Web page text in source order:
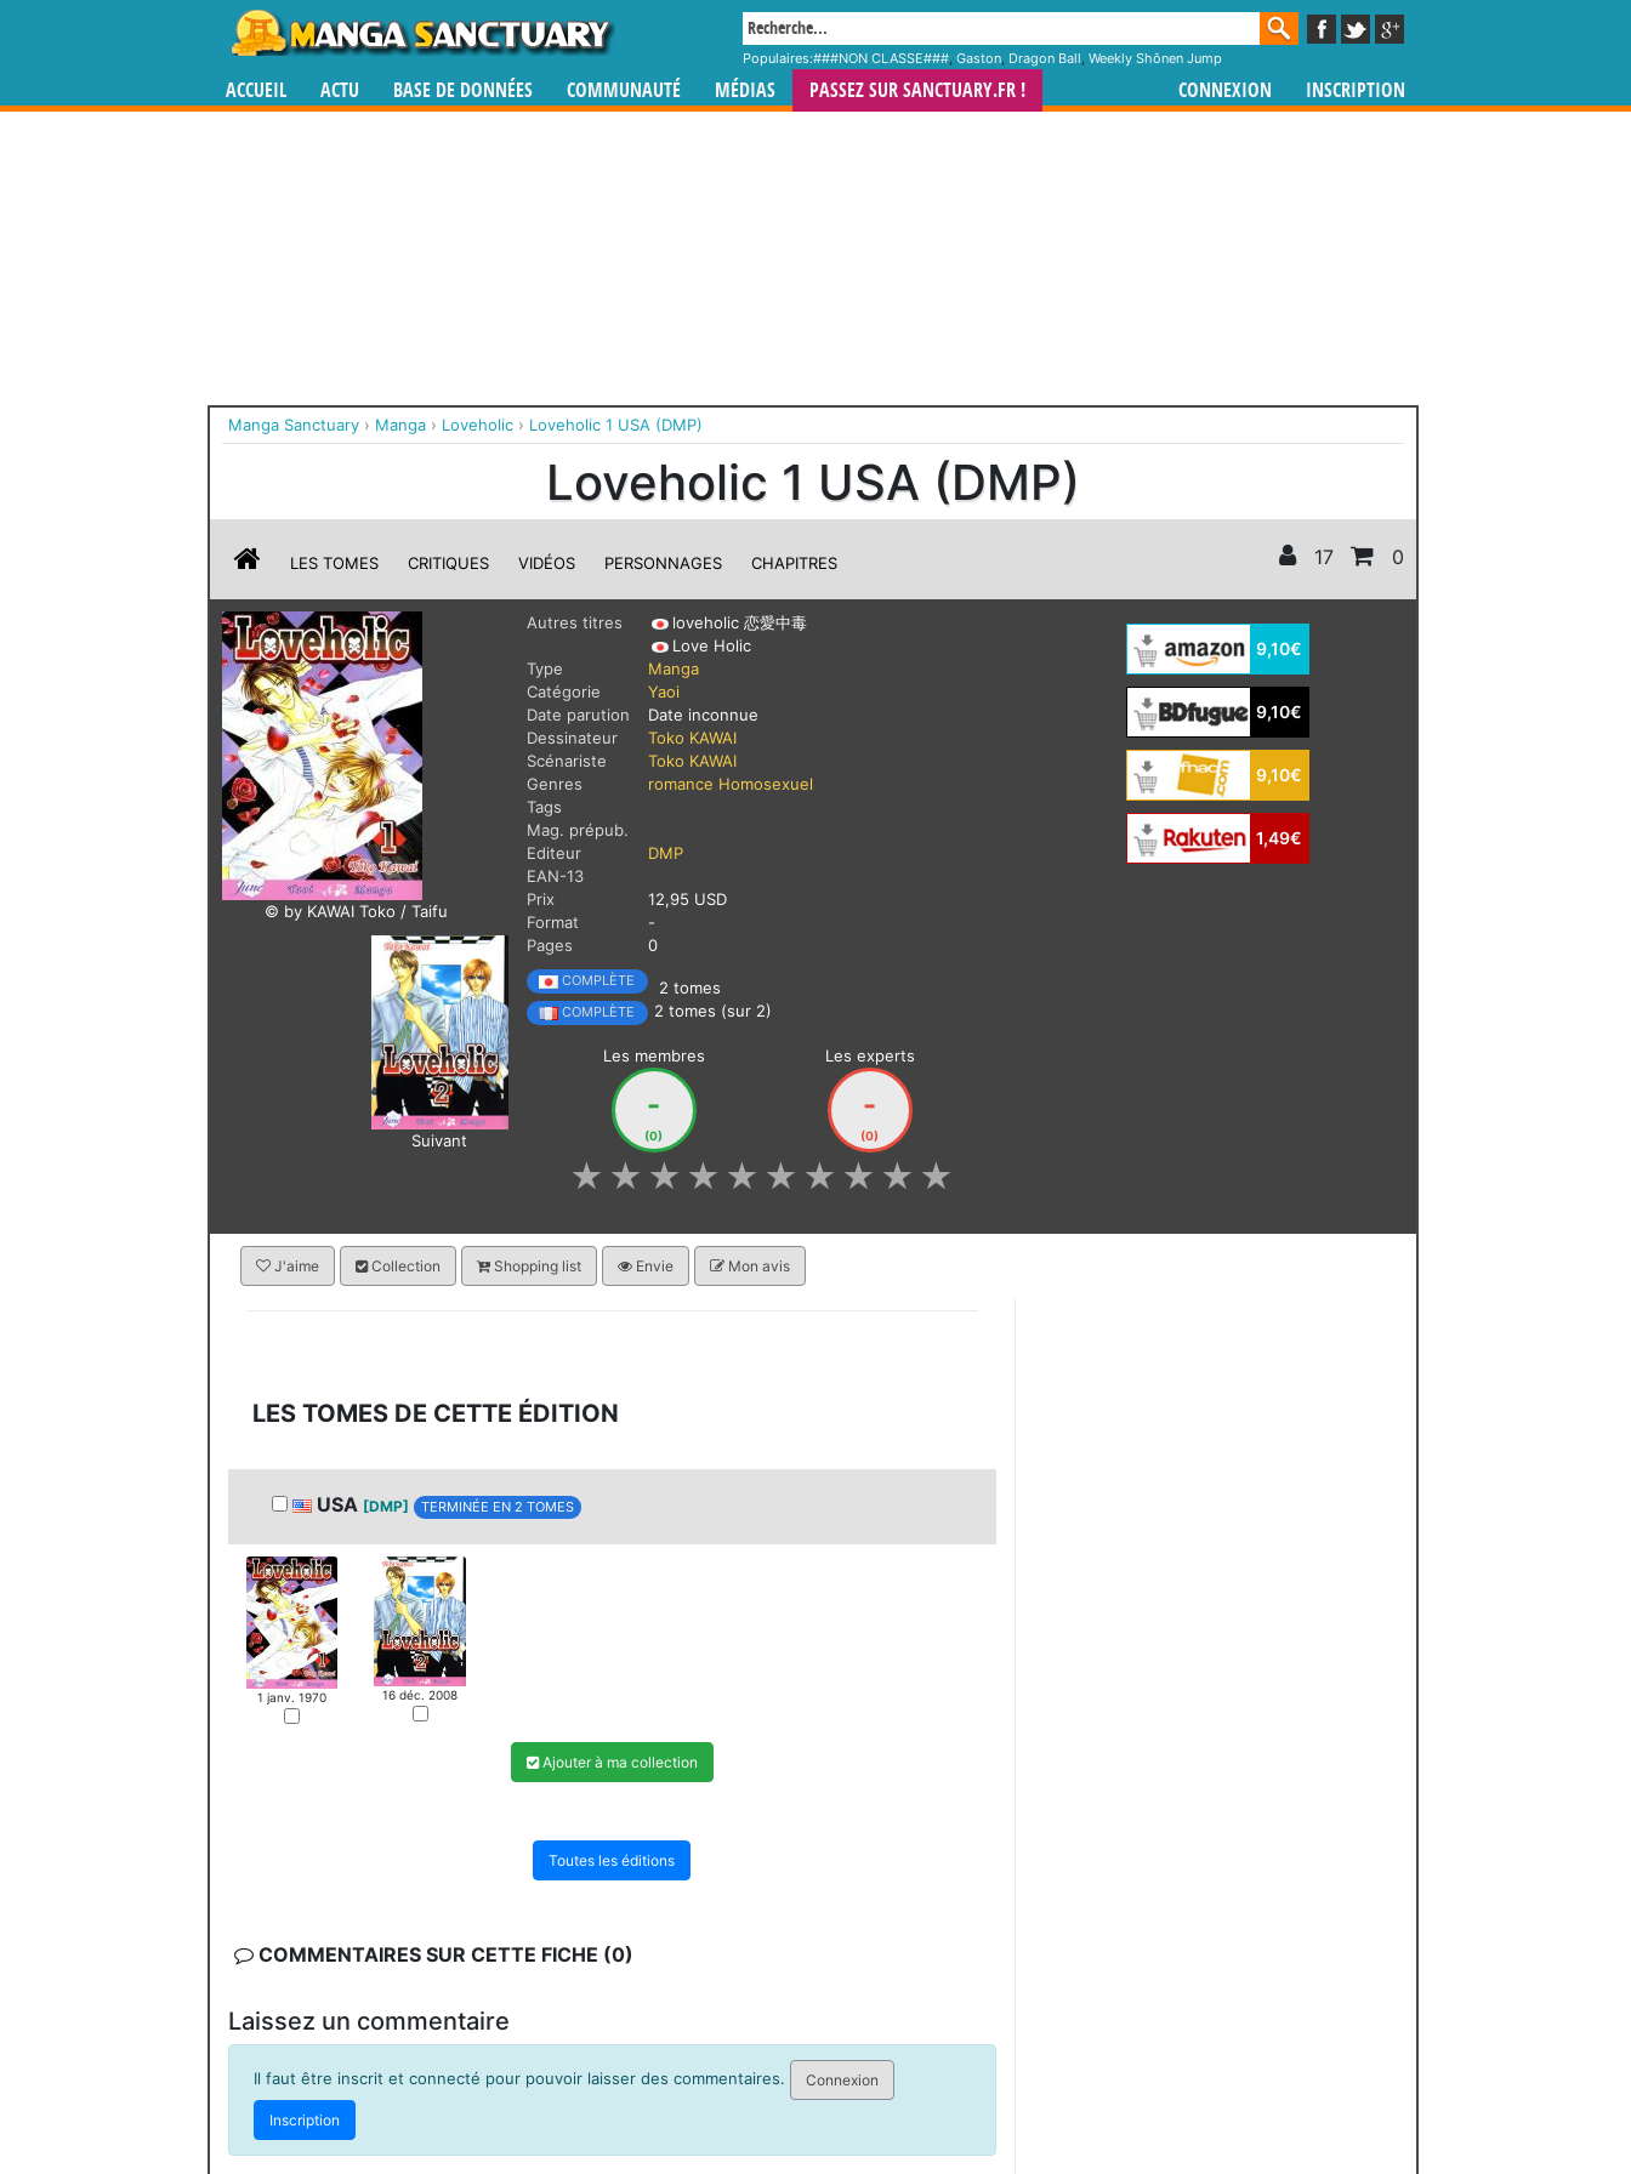
Populaires:###NON CLASSE###, Gaston, Dragon Ball, Weekly Shônen Jump
ACCUEIL ACTU BASE DE DONNÉES COMMUNAUTÉ MÉDIAS PASSEZ SUR SANCTUARY.FR ! CONNEXION INSCRIPTION
Manga Sanctuary › Manga › Loveholic › Loveholic 1 USA (DMP)
Loveholic 1 USA (DMP)
LES TOMES CRITIQUES VIDÉOS PERSONNAGES CHAPITRES 17 0
© by KAWAI Toko / Taifu
Suivant
Autres titres
loveholic 恋愛中毒
Love Holic
Type
Manga
Catégorie
Yaoi
Date parution
Date inconnue
Dessinateur
Toko KAWAI
Scénariste
Toko KAWAI
Genres
romance Homosexuel
Tags
Mag. prépub.
Editeur
DMP
EAN-13
Prix
12,95 USD
Format
-
Pages
0
COMPLÈTE 2 tomes
COMPLÈTE 2 tomes (sur 2)
Les membres
-
(0)
Les experts
-
(0)
★
★
★
★
★
★
★
★
★
★
9,10€
9,10€
9,10€
1,49€
J'aime Collection Shopping list Envie Mon avis
LES TOMES DE CETTE ÉDITION
USA [DMP] TERMINÉE EN 2 TOMES
1 janv. 1970 16 déc. 2008
Ajouter à ma collection
Toutes les éditions
COMMENTAIRES SUR CETTE FICHE (0)
Laissez un commentaire
Il faut être inscrit et connecté pour pouvoir laisser des commentaires. Connexion
Inscription